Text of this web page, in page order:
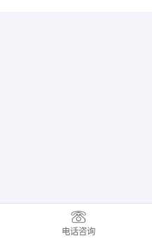
电话咨询